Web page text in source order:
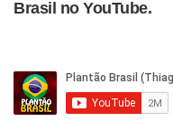
Brasil no YouTube.